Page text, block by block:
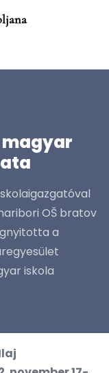
OŠ bratov
a
iskola